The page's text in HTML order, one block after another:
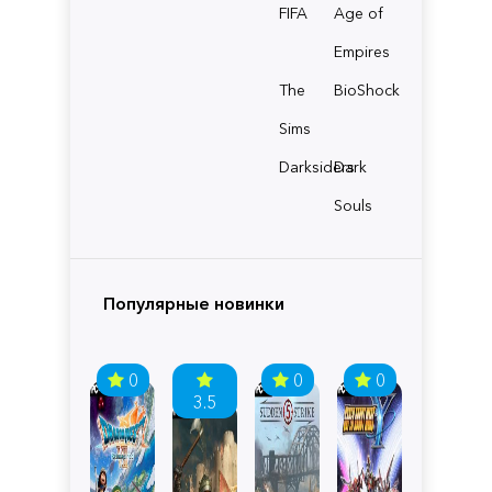
FIFA
Age of
Empires
The
Sims
BioShock
Darksiders
Dark
Souls
Популярные новинки
0
3.5
0 0